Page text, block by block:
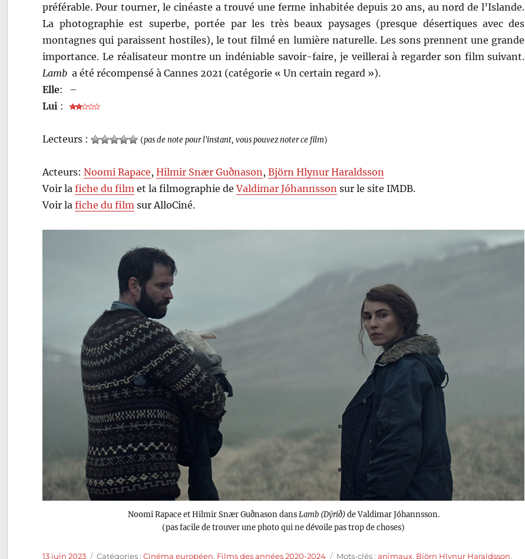
préférable. Pour tourner, le cinéaste a trouvé une ferme inhabitée depuis 20 ans, au nord de l’Islande.
La photographie est superbe, portée par les très beaux paysages (presque désertiques avec des
montagnes qui paraissent hostiles), le tout filmé en lumière naturelle. Les sons prennent une grande
importance. Le réalisateur montre un indéniable savoir-faire, je veillerai à regarder son film suivant.
Lamb a été récompensé à Cannes 2021 (catégorie « Un certain regard »).
Elle:
–
Lui :
Lecteurs : (pas de note pour l'instant, vous pouvez noter ce film)
Acteurs:Noomi Rapace,Hilmir Snær Guðnason ,Björn Hlynur Haraldsson
Voir lafiche du film et la filmographie deValdimar Jóhannsson sur le site IMDB.
Voir lafiche du film sur AlloCiné.
Noomi Rapace et Hilmir Snær Guðnason dans Lamb (Dýrið)de Valdimar Jóhannsson.
(pas facile de trouver une photo qui ne dévoile pas trop de choses)
Publié
13 juin 2023 Catégories
Catégories :Cinéma européen, Films des années 2020-2024 Étiquettes
Mots-clés :animaux, Björn Hlynur Haraldsson,